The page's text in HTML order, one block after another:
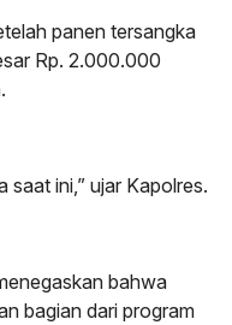
panen tersangka
Rp. 2.000.000
saat ini,” ujar Kapolres.
bahwa
bagian dari program